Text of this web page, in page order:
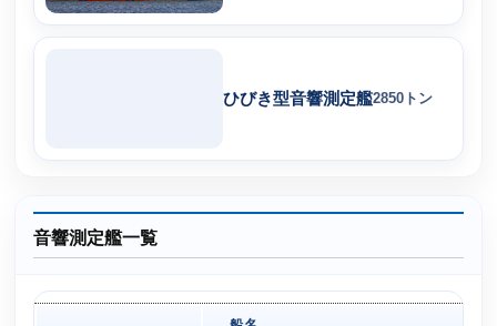
ひびき型音響測定艦2850トン
音響測定艦一覧